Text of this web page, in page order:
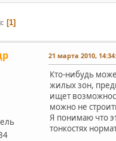
1
21 марта 2010,
Кто-нибудь
жилых зон,
ищет
можно не
Я понимаю что
тонкостях